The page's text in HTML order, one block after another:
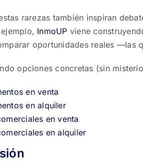
rarezas también inspiran
InmoUP viene
oportunidades reales —las
opciones concretas (sin
en venta
en alquiler
en venta
en alquiler